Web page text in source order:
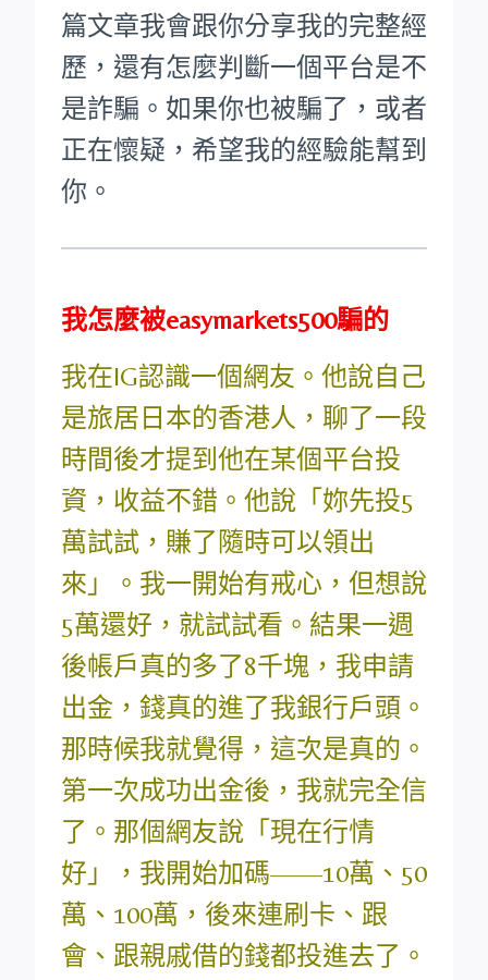
篇文章我會跟你分享我的完整經
歷，還有怎麼判斷一個平台是不
是詐騙。如果你也被騙了，或者
正在懷疑，希望我的經驗能幫到
你。
我怎麼被easymarkets500騙的
我在IG認識一個網友。他說自己
是旅居日本的香港人，聊了一段
時間後才提到他在某個平台投
資，收益不錯。他說「妳先投5
萬試試，賺了隨時可以領出
來」。我一開始有戒心，但想說
5萬還好，就試試看。結果一週
後帳戶真的多了8千塊，我申請
出金，錢真的進了我銀行戶頭。
那時候我就覺得，這次是真的。
第一次成功出金後，我就完全信
了。那個網友說「現在行情
好」，我開始加碼——10萬、50
萬、100萬，後來連刷卡、跟
會、跟親戚借的錢都投進去了。